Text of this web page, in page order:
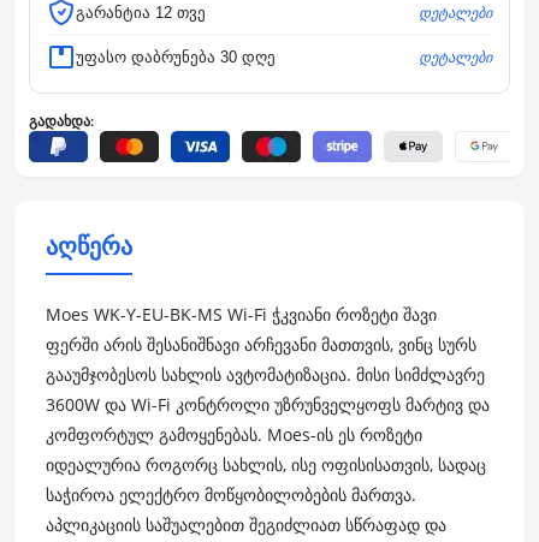
გარანტია 12 თვე დეტალები
უფასო დაბრუნება 30 დღე დეტალები
გადახდა:
აღწერა
Moes WK-Y-EU-BK-MS Wi-Fi ჭკვიანი როზეტი შავი
ფერში არის შესანიშნავი არჩევანი მათთვის, ვინც სურს
გააუმჯობესოს სახლის ავტომატიზაცია. მისი სიმძლავრე
3600W და Wi-Fi კონტროლი უზრუნველყოფს მარტივ და
კომფორტულ გამოყენებას. Moes-ის ეს როზეტი
იდეალურია როგორც სახლის, ისე ოფისისათვის, სადაც
საჭიროა ელექტრო მოწყობილობების მართვა.
აპლიკაციის საშუალებით შეგიძლიათ სწრაფად და